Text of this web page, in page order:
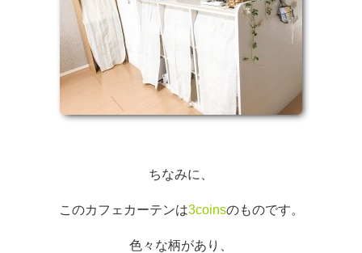
ちなみに、
このカフェカーテンは3coinsのものです。
色々な柄があり、